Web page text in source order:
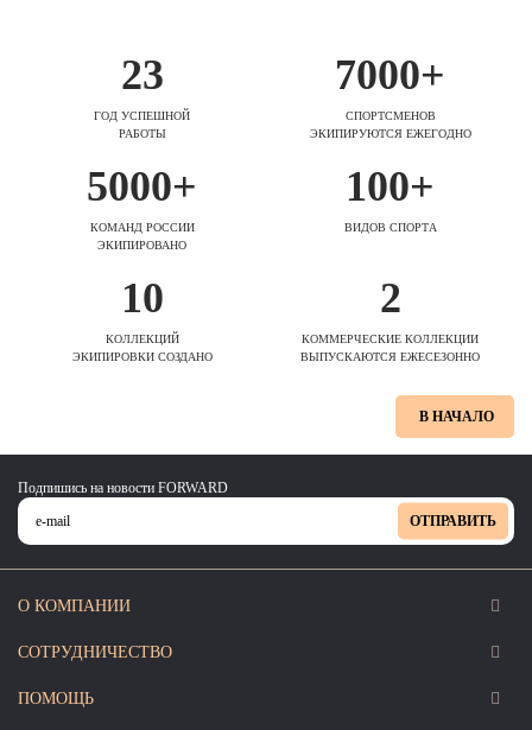
23
ГОД УСПЕШНОЙ
РАБОТЫ
7000+
СПОРТСМЕНОВ
ЭКИПИРУЮТСЯ ЕЖЕГОДНО
5000+
КОМАНД РОССИИ
ЭКИПИРОВАНО
100+
ВИДОВ СПОРТА
10
КОЛЛЕКЦИЙ
ЭКИПИРОВКИ СОЗДАНО
2
КОММЕРЧЕСКИЕ КОЛЛЕКЦИИ
ВЫПУСКАЮТСЯ ЕЖЕСЕЗОННО
В НАЧАЛО
Подпишись на новости FORWARD
ОТПРАВИТЬ
О КОМПАНИИ
СОТРУДНИЧЕСТВО
ПОМОЩЬ